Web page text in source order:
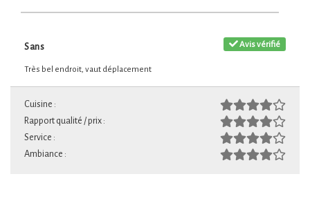
Avis vérifié
Sans
Très bel endroit, vaut déplacement
Cuisine :
Rapport qualité / prix :
Service :
Ambiance :